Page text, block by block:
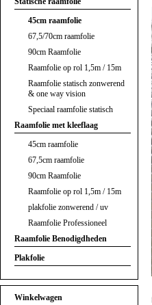
45cm raamfolie
67,5/70cm raamfolie
90cm Raamfolie
Raamfolie op rol 1,5m / 15m
Raamfolie statisch zonwerend
& one way vision
Speciaal raamfolie statisch
Raamfolie met kleeflaag
45cm raamfolie
67,5cm raamfolie
90cm Raamfolie
Raamfolie op rol 1,5m / 15m
plakfolie zonwerend / uv
Raamfolie Professioneel
Raamfolie Benodigdheden
Plakfolie
Winkelwagen